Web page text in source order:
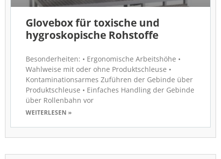
Glovebox für toxische und
hygroskopische Rohstoffe
Besonderheiten: • Ergonomische Arbeitshöhe •
Wahlweise mit oder ohne Produktschleuse •
Kontaminationsarmes Zuführen der Gebinde über
Produktschleuse • Einfaches Handling der Gebinde
über Rollenbahn vor
WEITERLESEN »